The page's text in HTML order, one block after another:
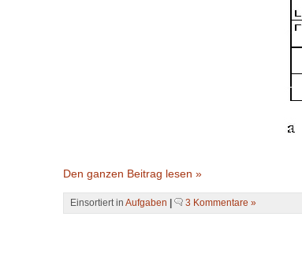
Den ganzen Beitrag lesen »
Einsortiert inAufgaben | 3 Kommentare »